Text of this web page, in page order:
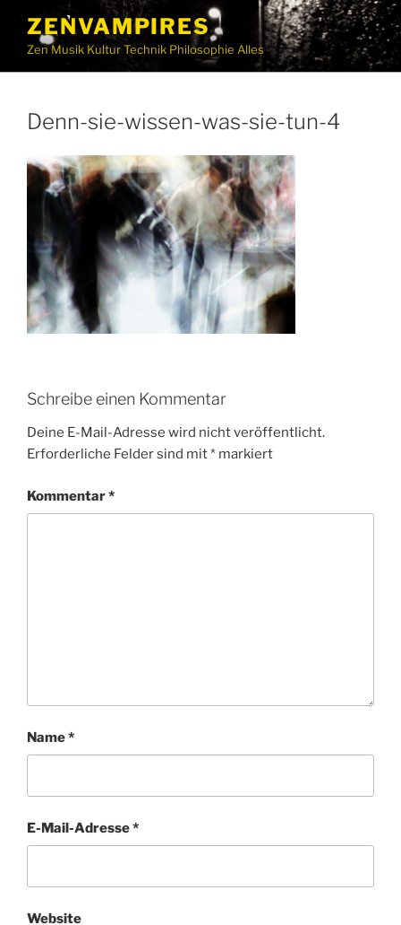
ZENVAMPIRES
Zen Musik Kultur Technik Philosophie Alles
Denn-sie-wissen-was-sie-tun-4
Schreibe einen Kommentar
Deine E-Mail-Adresse wird nicht veröffentlicht.
Erforderliche Felder sind mit* markiert
Kommentar*
Name*
E-Mail-Adresse*
Website